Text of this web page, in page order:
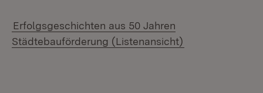
Erfolgsgeschichten aus 50 Jahren
Städtebauförderung (Listenansicht)